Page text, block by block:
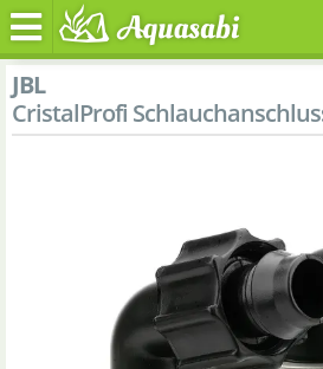
JBL
CristalProfi